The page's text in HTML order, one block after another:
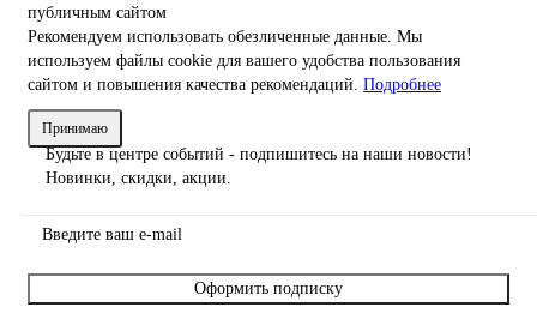
публичным сайтом
Рекомендуем использовать обезличенные данные. Мы
используем файлы cookie для вашего удобства пользования
сайтом и повышения качества рекомендаций. Подробнее
Принимаю
Будьте в центре событий - подпишитесь на наши новости!
Новинки, скидки, акции.
Оформить подписку